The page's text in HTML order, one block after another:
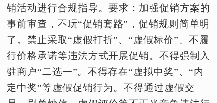
销活动进行合规指导。要求：加强促销方案的
事前审查，不玩“促销套路”，促销规则简单明
了。禁止采取“虚假打折”、“虚假标价”、不履
行价格承诺等违法方式开展促销。不得强制入
驻商户“二选一”。不得存在“虚拟中奖”、“内
定中奖”等虚假促销行为。不得通过虚假交